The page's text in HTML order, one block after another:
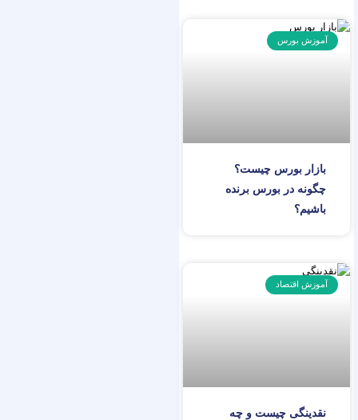
آموزش بورس
بازار بورس چیست؟
چگونه در بورس برنده
باشیم؟
آموزش اقتصاد
نقدینگی چیست و چه